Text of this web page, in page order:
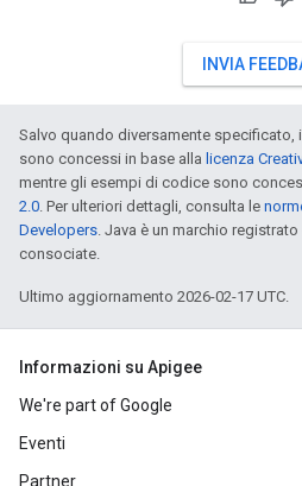
INVIA
Salvo quando diversamente specificato,
sono concessi in base alla licenza
mentre gli esempi di codice sono
2.0. Per ulteriori dettagli, consulta le
Developers. Java è un marchio
consociate.
Ultimo aggiornamento 2026-02-17 UTC.
Informazioni su Apigee
We're part of Google
Eventi
Partner